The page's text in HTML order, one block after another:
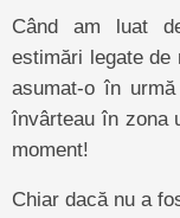
Când am luat
estimări legate de
asumat-o în
învârteau în zona
moment!
Chiar dacă nu a